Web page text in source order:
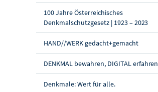
100 Jahre Österreichisches
Denkmalschutzgesetz | 1923 – 2023
HAND//WERK gedacht+gemacht
DENKMAL bewahren, DIGITAL erfahren
Denkmale: Wert für alle.